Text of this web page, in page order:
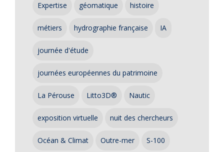
Expertise géomatique histoire
métiers hydrographie française IA
journée d'étude
journées européennes du patrimoine
La Pérouse Litto3D® Nautic
exposition virtuelle nuit des chercheurs
Océan & Climat Outre-mer S-100